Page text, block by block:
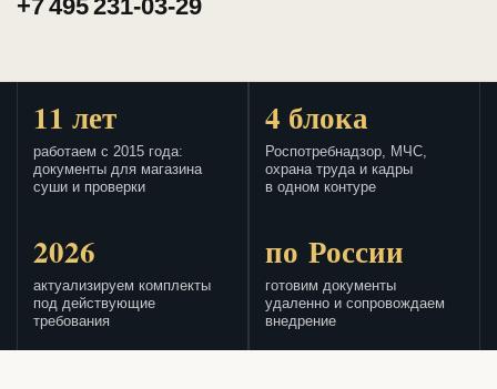
+7 495 231-03-29
11 лет
работаем с 2015 года:
документы для магазина
суши и проверки
4 блока
Роспотребнадзор, МЧС,
охрана труда и кадры
в одном контуре
2026
актуализируем комплекты
под действующие
требования
по России
готовим документы
удаленно и сопровождаем
внедрение